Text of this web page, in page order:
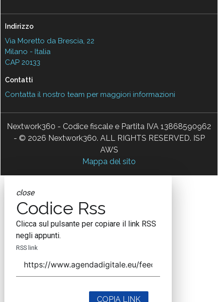
Indirizzo
Via Moretto da Brescia, 22
Milano - Italia
CAP 20133
Contatti
Contatta il nostro team per maggiori informazioni
Nextwork360 - Codice fiscale e Partita IVA 13868590962
- © 2026 Nextwork360. ALL RIGHTS RESERVED. ISP
AWS
Mappa del sito
close
Codice Rss
Clicca sul pulsante per copiare il link RSS
negli appunti.
RSS link
COPIA LINK